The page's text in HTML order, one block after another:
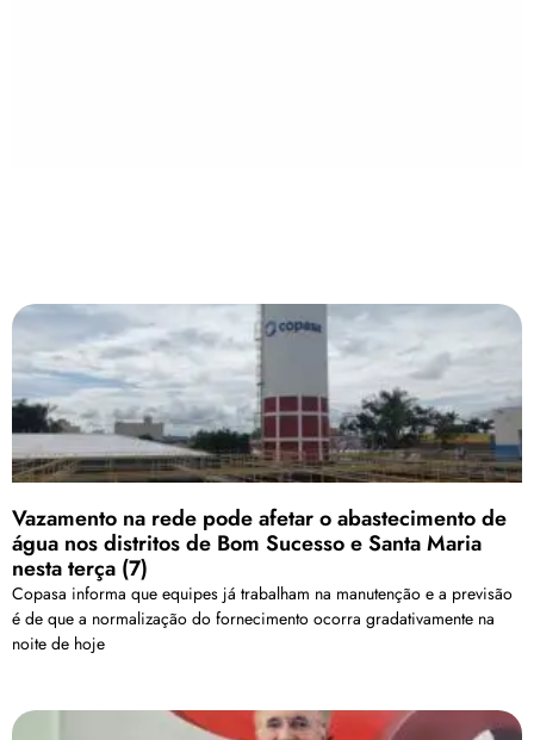
Vazamento na rede pode afetar o abastecimento de
água nos distritos de Bom Sucesso e Santa Maria
nesta terça (7)
Copasa informa que equipes já trabalham na manutenção e a previsão
é de que a normalização do fornecimento ocorra gradativamente na
noite de hoje